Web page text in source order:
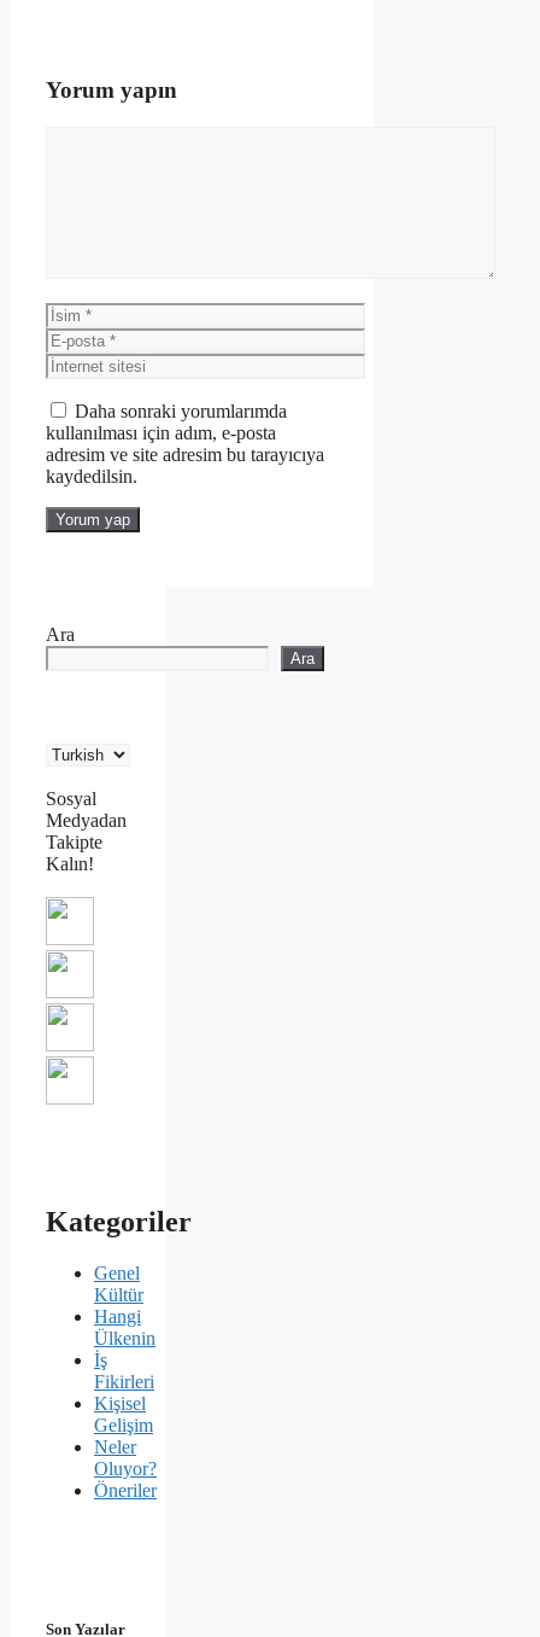
Yorum yapın
İsim
E-
posta
İnternet
sitesi
Daha sonraki yorumlarımda
kullanılması için adım, e-posta
adresim ve site adresim bu tarayıcıya
kaydedilsin.
Ara
Ara
Sosyal
Medyadan
Takipte
Kalın!
Kategoriler
Genel
Kültür
Hangi
Ülkenin
İş
Fikirleri
Kişisel
Gelişim
Neler
Oluyor?
Öneriler
Son Yazılar